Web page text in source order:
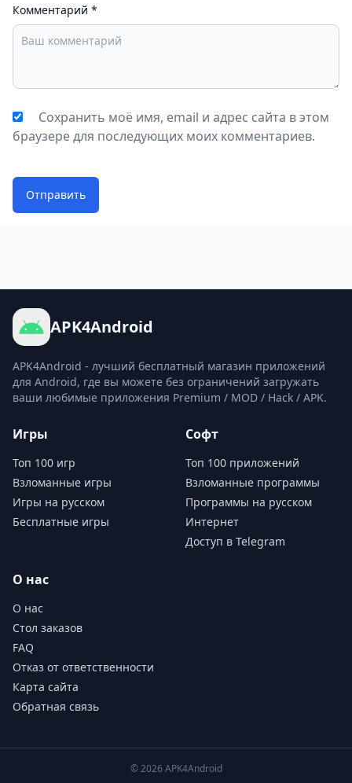
Комментарий *
Сохранить моё имя, email и адрес сайта в этом
браузере для последующих моих комментариев.
Отправить
APK4Android
APK4Android - лучший бесплатный магазин приложений
для Android, где вы можете без ограничений загружать
ваши любимые приложения Premium / MOD / Hack / APK.
Игры
Топ 100 игр
Взломанные игры
Игры на русском
Бесплатные игры
Софт
Топ 100 приложений
Взломанные программы
Программы на русском
Интернет
Доступ в Telegram
О нас
О нас
Стол заказов
FAQ
Отказ от ответственности
Карта сайта
Обратная связь
© 2026 APK4Android